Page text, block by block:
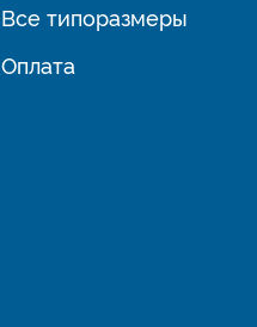
Все типоразмеры
Оплата